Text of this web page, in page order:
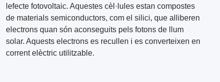
lefecte fotovoltaic. Aquestes cèl·lules estan compostes
de materials semiconductors, com el silici, que alliberen
electrons quan són aconseguits pels fotons de llum
solar. Aquests electrons es recullen i es converteixen en
corrent elèctric utilitzable.